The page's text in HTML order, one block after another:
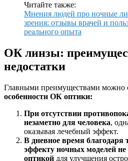
Читайте также:
Мнения людей про ночные
зрения: отзывы врачей и
реального опыта
ОК линзы:
недостатки
Главными преимуществами можно
особенности ОК оптики:
При отсутствии
незаметно для человека,
оказывая лечебный эффект.
В дневное время благодаря
эффекту ночных моделей не
оптикой для улучшения